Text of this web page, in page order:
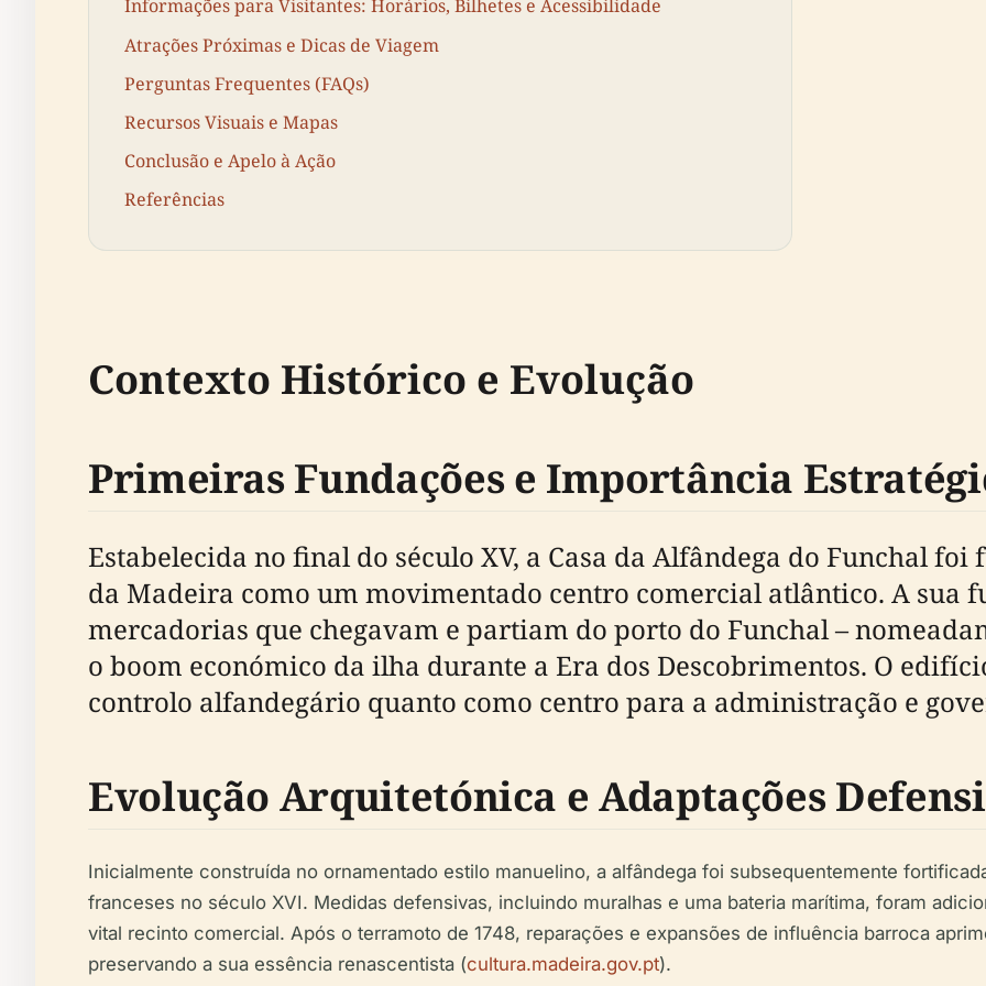
Informações para Visitantes: Horários, Bilhetes e Acessibilidade
Atrações Próximas e Dicas de Viagem
Perguntas Frequentes (FAQs)
Recursos Visuais e Mapas
Conclusão e Apelo à Ação
Referências
Contexto Histórico e Evolução
Primeiras Fundações e Importância
Estabelecida no final do século XV, a Casa da Alfândega do Funchal
da Madeira como um movimentado centro comercial atlântico. A sua
mercadorias que chegavam e partiam do porto do Funchal –
o boom económico da ilha durante a Era dos Descobrimentos. O
controlo alfandegário quanto como centro para a administração e
Evolução Arquitetónica e Adaptações
Inicialmente construída no ornamentado estilo manuelino, a alfândega foi subsequentemente
franceses no século XVI. Medidas defensivas, incluindo muralhas e uma bateria marítima, foram
vital recinto comercial. Após o terramoto de 1748, reparações e expansões de influência barroca
preservando a sua essência renascentista (cultura.madeira.gov.pt).